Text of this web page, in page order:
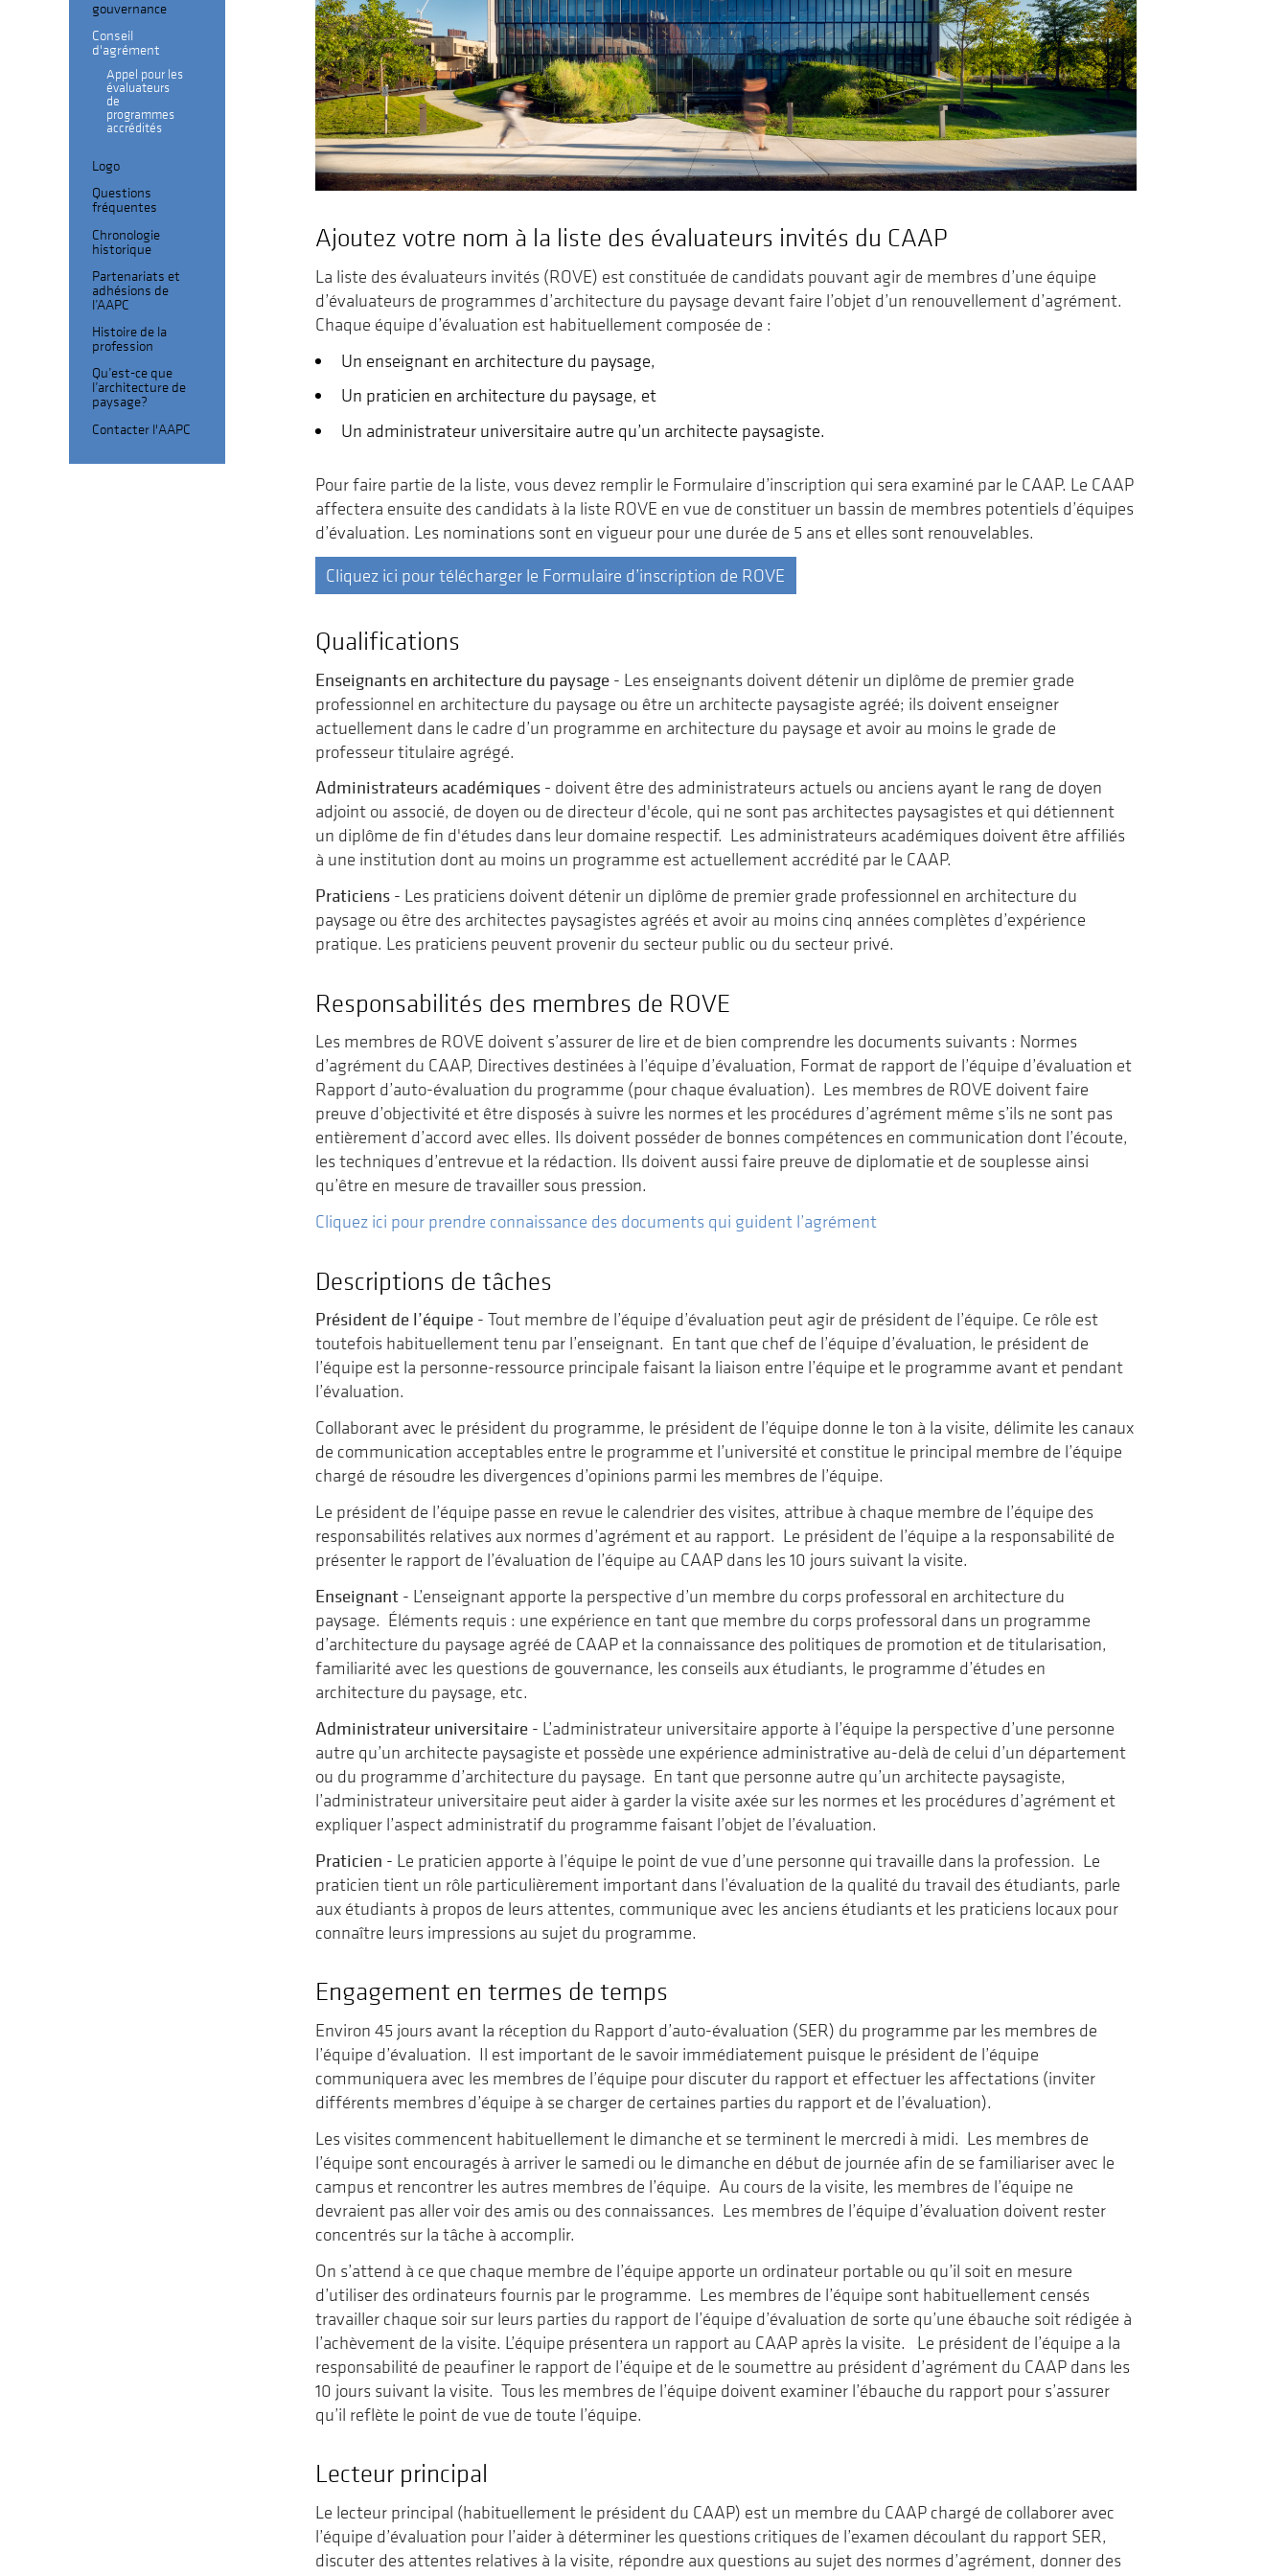
de
la
revue
Landscapes|Paysages
voyage
Ajoutez votre nom à la liste des évaluateurs invités du CAAP
La liste des évaluateurs invités (ROVE) est constituée de candidats pouvant agir de membres d’une équipe
d’évaluateurs de programmes d’architecture du paysage devant faire l’objet d’un renouvellement d’agrément.
Chaque équipe d’évaluation est habituellement composée de :
Un enseignant en architecture du paysage,
Un praticien en architecture du paysage, et
Un administrateur universitaire autre qu’un architecte paysagiste.
Pour faire partie de la liste, vous devez remplir le Formulaire d’inscription qui sera examiné par le CAAP. Le CAAP
affectera ensuite des candidats à la liste ROVE en vue de constituer un bassin de membres potentiels d’équipes
d’évaluation. Les nominations sont en vigueur pour une durée de 5 ans et elles sont renouvelables.
Cliquez ici pour télécharger le Formulaire d’inscription de ROVE
Qualifications
Enseignants en architecture du paysage- Les enseignants doivent détenir un diplôme de premier grade
professionnel en architecture du paysage ou être un architecte paysagiste agréé; ils doivent enseigner
actuellement dans le cadre d’un programme en architecture du paysage et avoir au moins le grade de
professeur titulaire agrégé.
Administrateurs académiques - doivent être des administrateurs actuels ou anciens ayant le rang de doyen
adjoint ou associé, de doyen ou de directeur d'école, qui ne sont pas architectes paysagistes et qui détiennent
un diplôme de fin d'études dans leur domaine respectif. Les administrateurs académiques doivent être affiliés
à une institution dont au moins un programme est actuellement accrédité par le CAAP.
Praticiens- Les praticiens doivent détenir un diplôme de premier grade professionnel en architecture du
paysage ou être des architectes paysagistes agréés et avoir au moins cinq années complètes d’expérience
pratique. Les praticiens peuvent provenir du secteur public ou du secteur privé.
Responsabilités des membres de ROVE
Les membres de ROVE doivent s’assurer de lire et de bien comprendre les documents suivants : Normes
d’agrément du CAAP, Directives destinées à l’équipe d’évaluation, Format de rapport de l’équipe d’évaluation et
Rapport d’auto-évaluation du programme (pour chaque évaluation). Les membres de ROVE doivent faire
preuve d’objectivité et être disposés à suivre les normes et les procédures d’agrément même s’ils ne sont pas
entièrement d’accord avec elles. Ils doivent posséder de bonnes compétences en communication dont l’écoute,
les techniques d’entrevue et la rédaction. Ils doivent aussi faire preuve de diplomatie et de souplesse ainsi
qu’être en mesure de travailler sous pression.
Cliquez ici pour prendre connaissance des documents qui guident l’agrément
Descriptions de tâches
Président de l’équipe - Tout membre de l’équipe d’évaluation peut agir de président de l’équipe. Ce rôle est
toutefois habituellement tenu par l’enseignant. En tant que chef de l’équipe d’évaluation, le président de
l’équipe est la personne-ressource principale faisant la liaison entre l’équipe et le programme avant et pendant
l’évaluation.
Collaborant avec le président du programme, le président de l’équipe donne le ton à la visite, délimite les canaux
de communication acceptables entre le programme et l’université et constitue le principal membre de l’équipe
chargé de résoudre les divergences d’opinions parmi les membres de l’équipe.
Le président de l’équipe passe en revue le calendrier des visites, attribue à chaque membre de l’équipe des
responsabilités relatives aux normes d’agrément et au rapport. Le président de l’équipe a la responsabilité de
présenter le rapport de l’évaluation de l’équipe au CAAP dans les 10 jours suivant la visite.
Enseignant- L’enseignant apporte la perspective d’un membre du corps professoral en architecture du
paysage. Éléments requis : une expérience en tant que membre du corps professoral dans un programme
d’architecture du paysage agréé de CAAP et la connaissance des politiques de promotion et de titularisation,
familiarité avec les questions de gouvernance, les conseils aux étudiants, le programme d’études en
architecture du paysage, etc.
Administrateur universitaire- L’administrateur universitaire apporte à l’équipe la perspective d’une personne
autre qu’un architecte paysagiste et possède une expérience administrative au-delà de celui d’un département
ou du programme d’architecture du paysage. En tant que personne autre qu’un architecte paysagiste,
l’administrateur universitaire peut aider à garder la visite axée sur les normes et les procédures d’agrément et
expliquer l’aspect administratif du programme faisant l’objet de l’évaluation.
Praticien - Le praticien apporte à l’équipe le point de vue d’une personne qui travaille dans la profession. Le
praticien tient un rôle particulièrement important dans l’évaluation de la qualité du travail des étudiants, parle
aux étudiants à propos de leurs attentes, communique avec les anciens étudiants et les praticiens locaux pour
connaître leurs impressions au sujet du programme.
Engagement en termes de temps
Environ 45 jours avant la réception du Rapport d’auto-évaluation (SER) du programme par les membres de
l’équipe d’évaluation. Il est important de le savoir immédiatement puisque le président de l’équipe
communiquera avec les membres de l’équipe pour discuter du rapport et effectuer les affectations (inviter
différents membres d’équipe à se charger de certaines parties du rapport et de l’évaluation).
Les visites commencent habituellement le dimanche et se terminent le mercredi à midi. Les membres de
l’équipe sont encouragés à arriver le samedi ou le dimanche en début de journée afin de se familiariser avec le
campus et rencontrer les autres membres de l’équipe. Au cours de la visite, les membres de l’équipe ne
devraient pas aller voir des amis ou des connaissances. Les membres de l’équipe d’évaluation doivent rester
concentrés sur la tâche à accomplir.
On s’attend à ce que chaque membre de l’équipe apporte un ordinateur portable ou qu’il soit en mesure
d’utiliser des ordinateurs fournis par le programme. Les membres de l’équipe sont habituellement censés
travailler chaque soir sur leurs parties du rapport de l’équipe d’évaluation de sorte qu’une ébauche soit rédigée à
l’achèvement de la visite. L’équipe présentera un rapport au CAAP après la visite. Le président de l’équipe a la
responsabilité de peaufiner le rapport de l’équipe et de le soumettre au président d’agrément du CAAP dans les
10 jours suivant la visite. Tous les membres de l’équipe doivent examiner l’ébauche du rapport pour s’assurer
qu’il reflète le point de vue de toute l’équipe.
Lecteur principal
Le lecteur principal (habituellement le président du CAAP) est un membre du CAAP chargé de collaborer avec
l’équipe d’évaluation pour l’aider à déterminer les questions critiques de l’examen découlant du rapport SER,
discuter des attentes relatives à la visite, répondre aux questions au sujet des normes d’agrément, donner des
gouvernance
Conseil
d'agrément
Appel pour les
évaluateurs
de
programmes
accrédités
Logo
Questions
fréquentes
Chronologie
historique
Partenariats et
adhésions de
l’AAPC
Histoire de la
profession
Qu’est-ce que
l’architecture de
paysage?
Contacter l'AAPC